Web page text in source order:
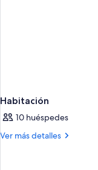
Habitación
10 huéspedes
Ver más detalles
Más